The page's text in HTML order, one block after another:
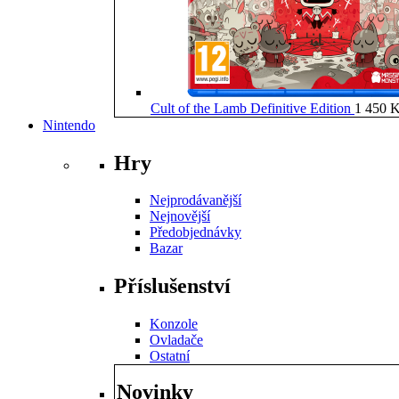
Cult of the Lamb Definitive Edition 1 450
Nintendo
Hry
Nejprodávanější
Nejnovější
Předobjednávky
Bazar
Příslušenství
Konzole
Ovladače
Ostatní
Novinky